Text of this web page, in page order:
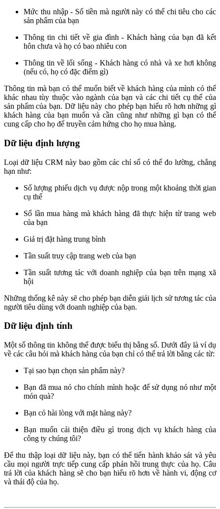
Mức thu nhập - Số tiền mà người này có thể chi tiêu cho các
sản phẩm của bạn
Thông tin chi tiết về gia đình - Khách hàng của bạn đã kết
hôn chưa và họ có bao nhiêu con
Thông tin về lối sống - Khách hàng có nhà và xe hơi không
(nếu có, họ có đặc điểm gì)
Thông tin mà bạn có thể muốn biết về khách hàng của mình có thể
khác nhau tùy thuộc vào ngành của bạn và các chi tiết cụ thể của
sản phẩm của bạn. Dữ liệu này cho phép bạn hiểu rõ hơn những gì
khách hàng của bạn muốn và cần cũng như những gì bạn có thể
cung cấp cho họ để truyền cảm hứng cho họ mua hàng.
Dữ liệu định lượng
Loại dữ liệu CRM này bao gồm các chỉ số có thể đo lường, chẳng
hạn như:
Số lượng phiếu dịch vụ được nộp trong một khoảng thời gian
cụ thể
Số lần mua hàng mà khách hàng đã thực hiện từ trang web
của bạn
Giá trị đặt hàng trung bình
Tần suất truy cập trang web của bạn
Tần suất tương tác với doanh nghiệp của bạn trên mạng xã
hội
Những thống kê này sẽ cho phép bạn diễn giải lịch sử tương tác của
người tiêu dùng với doanh nghiệp của bạn.
Dữ liệu định tính
Một số thông tin không thể được biểu thị bằng số. Dưới đây là ví dụ
về các câu hỏi mà khách hàng của bạn chỉ có thể trả lời bằng các từ:
Tại sao bạn chọn sản phẩm này?
Bạn đã mua nó cho chính mình hoặc để sử dụng nó như một
món quà?
Bạn có hài lòng với mặt hàng này?
Bạn muốn cải thiện điều gì trong dịch vụ khách hàng của
công ty chúng tôi?
Để thu thập loại dữ liệu này, bạn có thể tiến hành khảo sát và yêu
cầu mọi người trực tiếp cung cấp phản hồi trung thực của họ. Câu
trả lời của khách hàng sẽ cho bạn hiểu rõ hơn về hành vi, động cơ
và thái độ của họ.